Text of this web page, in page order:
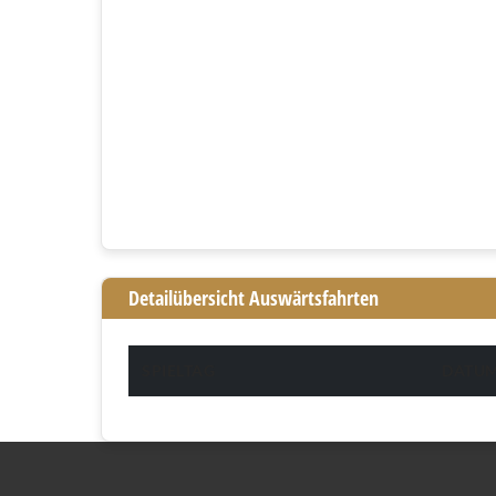
Detailübersicht Auswärtsfahrten